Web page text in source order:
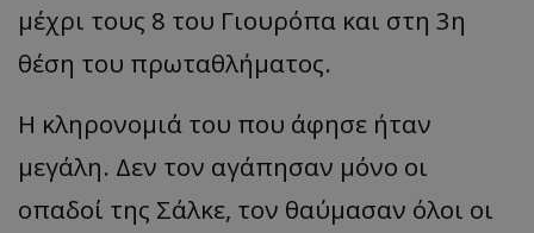
μέχρι τους 8 του Γιουρόπα και στη 3η
θέση του πρωταθλήματος.
Η κληρονομιά του που άφησε ήταν
μεγάλη. Δεν τον αγάπησαν μόνο οι
οπαδοί της Σάλκε, τον θαύμασαν όλοι οι